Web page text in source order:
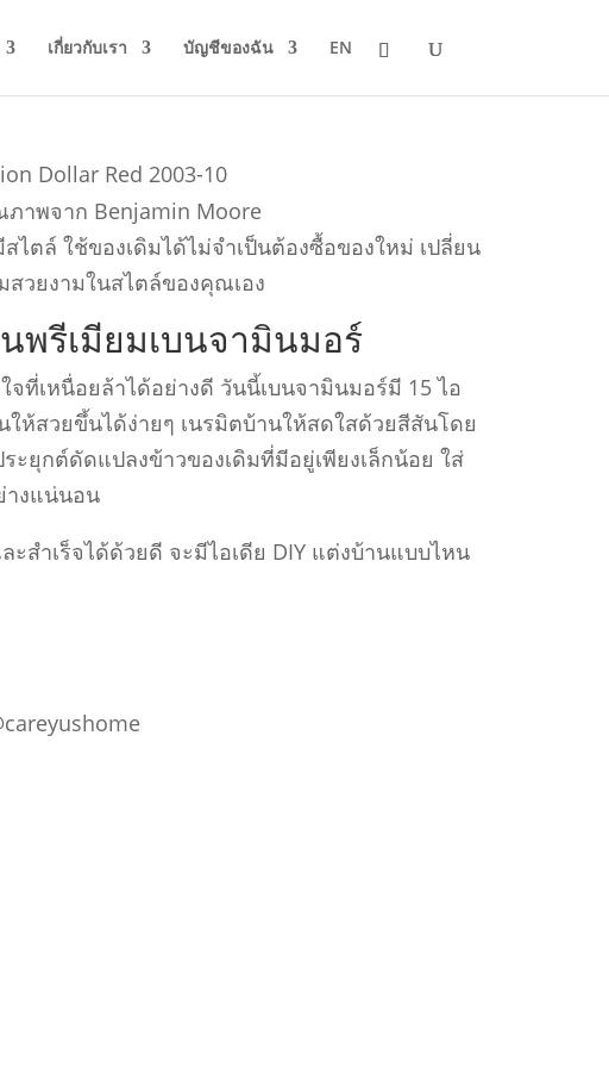
เกี่ยวกับเรา บัญชีของฉัน EN
ภาพจาก Benjamin Moore
ไตล์ ใช้ของเดิมได้ไม่จําเป็นต้องซื้อของใหม่ เปลี่ยน
วยงามในสไตล์ของคุณเอง
พรีเมียมเบนจามินมอร์
ที่เหนื่อยล้าได้อย่างดี วันนี้เบนจามินมอร์มี 15 ไอ
ห้สวยขึ้นได้ง่ายๆ เนรมิตบ้านให้สดใสด้วยสีสันโดย
ะยุกต์ดัดแปลงข้าวของเดิมที่มีอยู่เพียงเล็กน้อย ใส่
างแน่นอน
สําเร็จได้ด้วยดี จะมีไอเดีย DIY แต่งบ้านแบบไหน